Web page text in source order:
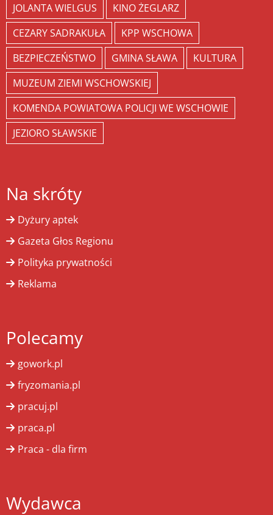
JOLANTA WIELGUS
KINO ŻEGLARZ
CEZARY SADRAKUŁA
KPP WSCHOWA
BEZPIECZEŃSTWO
GMINA SŁAWA
KULTURA
MUZEUM ZIEMI WSCHOWSKIEJ
KOMENDA POWIATOWA POLICJI WE WSCHOWIE
JEZIORO SŁAWSKIE
Na skróty
Dyżury aptek
Gazeta Głos Regionu
Polityka prywatności
Reklama
Polecamy
gowork.pl
fryzomania.pl
pracuj.pl
praca.pl
Praca - dla firm
Wydawca